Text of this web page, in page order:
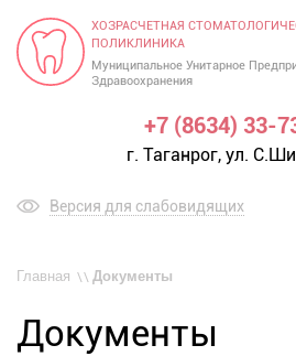
ХОЗРАСЧЕТНАЯ
ПОЛИКЛИНИКА
Муниципальное Унитарное
Здравоохранения
+7 (8634) 33-
г. Таганрог, ул.
Версия для слабовидящих
Главная Документы
Документы